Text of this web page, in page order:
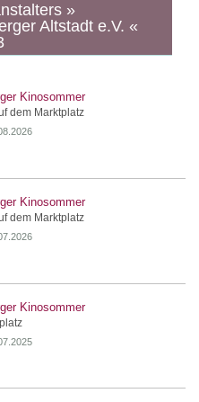
»
Altstadt e.V. «
Kinosommer
dem Marktplatz
Kinosommer
dem Marktplatz
Kinosommer